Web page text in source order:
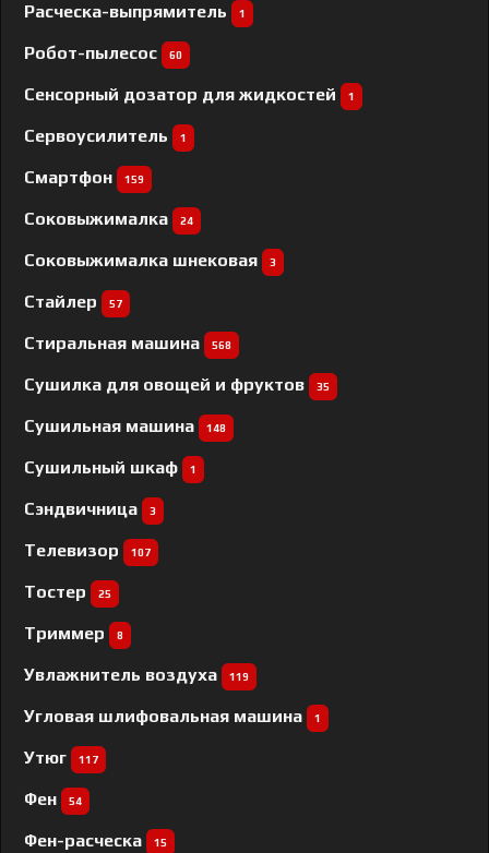
Расческа-выпрямитель 1
Робот-пылесос 60
Сенсорный дозатор для жидкостей 1
Сервоусилитель 1
Смартфон 159
Соковыжималка 24
Соковыжималка шнековая 3
Стайлер 57
Стиральная машина 568
Сушилка для овощей и фруктов 35
Сушильная машина 148
Сушильный шкаф 1
Сэндвичница 3
Телевизор 107
Тостер 25
Триммер 8
Увлажнитель воздуха 119
Угловая шлифовальная машина 1
Утюг 117
Фен 54
Фен-расческа 15